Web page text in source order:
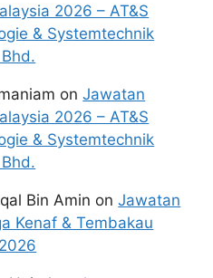
2026 – AT&S
& Systemtechnik
onJawatan
2026 – AT&S
& Systemtechnik
Bin Amin onJawatan
Kenaf & Tembakau